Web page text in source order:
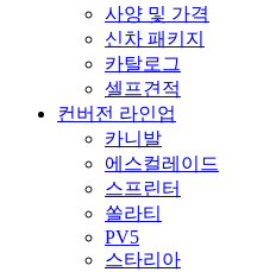
사양 및 가격
신차 패키지
카탈로그
셀프견적
컨버전 라인업
카니발
에스컬레이드
스프린터
쏠라티
PV5
스타리아